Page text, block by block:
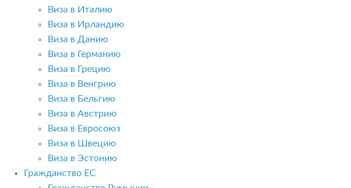
Виза в Италию
Виза в Ирландию
Виза в Данию
Виза в Германию
Виза в Грецию
Виза в Венгрию
Виза в Бельгию
Виза в Австрию
Виза в Евросоюз
Виза в Швецию
Виза в Эстонию
Гражданство ЕС